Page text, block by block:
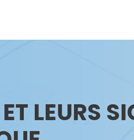
LEURS